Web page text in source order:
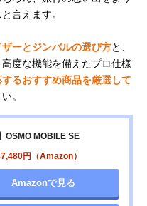
言えます。
ーとジンバルの選び方と、
度な機能を備えたプロ仕様
るおすすめ商品を厳選して
。
OSMO MOBILE SE
円（Amazon）
Amazonで見る